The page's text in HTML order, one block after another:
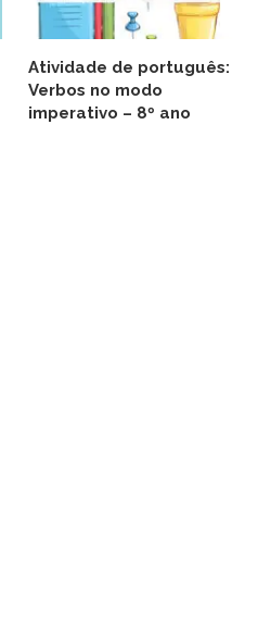
Atividade de português:
Verbos no modo
imperativo – 8º ano